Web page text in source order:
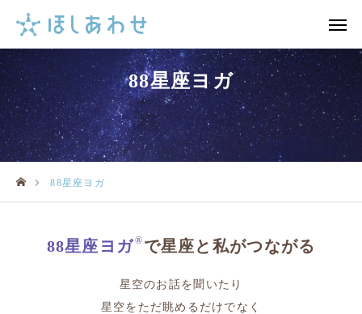
88星座ヨガ
88星座ヨガ
88星座ヨガ® で星座と私がつながる
星空のお話を聞いたり
星空をただ眺めるだけでなく
FAQ メール
 note インスタ
HOME